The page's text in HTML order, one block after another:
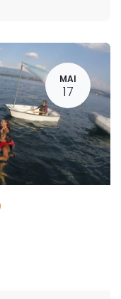
MAI
17